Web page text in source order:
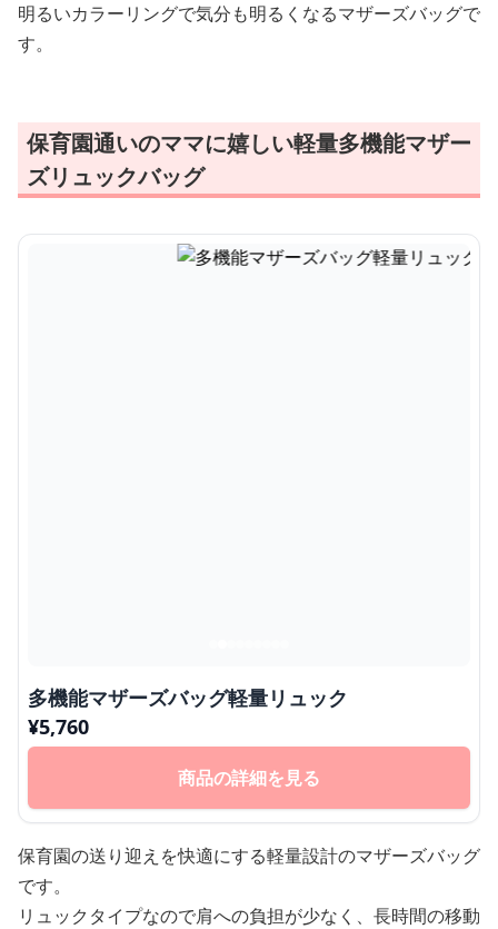
明るいカラーリングで気分も明るくなるマザーズバッグで
す。
保育園通いのママに嬉しい軽量多機能マザー
ズリュックバッグ
多機能マザーズバッグ軽量リュック
¥5,760
商品の詳細を見る
保育園の送り迎えを快適にする軽量設計のマザーズバッグ
です。
リュックタイプなので肩への負担が少なく、長時間の移動